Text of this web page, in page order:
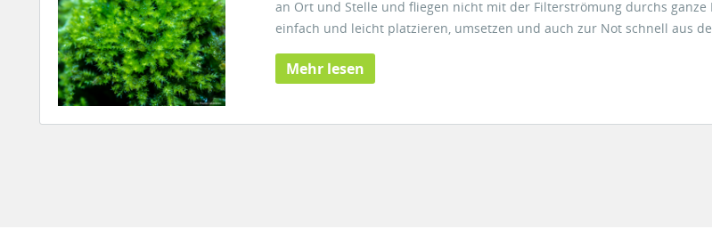
an Ort und Stelle und fliegen nicht mit der Filterströmung durchs ganze
einfach und leicht platzieren, umsetzen und auch zur Not schnell aus
Mehr lesen